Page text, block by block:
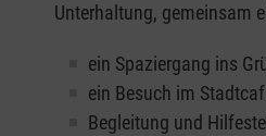
Unterhaltung, gemeinsam
ein Spaziergang ins
ein Besuch im
Begleitung und